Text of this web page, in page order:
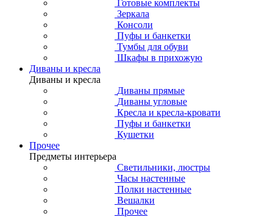
Готовые комплекты
Зеркала
Консоли
Пуфы и банкетки
Тумбы для обуви
Шкафы в прихожую
Диваны и кресла
Диваны и кресла
Диваны прямые
Диваны угловые
Кресла и кресла-кровати
Пуфы и банкетки
Кушетки
Прочее
Предметы интерьера
Светильники, люстры
Часы настенные
Полки настенные
Вешалки
Прочее